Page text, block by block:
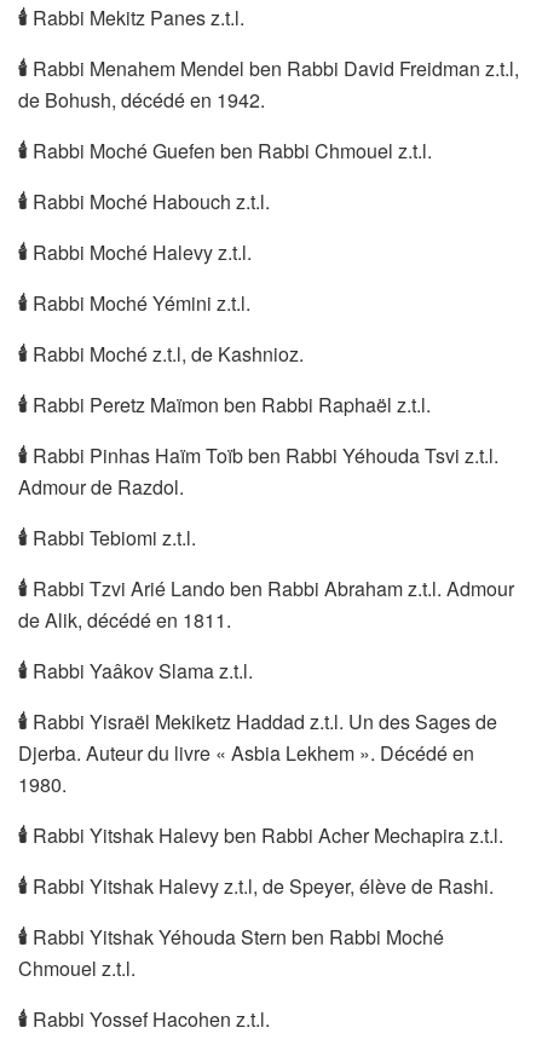
🕯 Rabbi Mekitz Panes z.t.l.
🕯 Rabbi Menahem Mendel ben Rabbi David Freidman z.t.l,
de Bohush, décédé en 1942.
🕯 Rabbi Moché Guefen ben Rabbi Chmouel z.t.l.
🕯 Rabbi Moché Habouch z.t.l.
🕯 Rabbi Moché Halevy z.t.l.
🕯 Rabbi Moché Yémini z.t.l.
🕯 Rabbi Moché z.t.l, de Kashnioz.
🕯 Rabbi Peretz Maïmon ben Rabbi Raphaël z.t.l.
🕯 Rabbi Pinhas Haïm Toïb ben Rabbi Yéhouda Tsvi z.t.l.
Admour de Razdol.
🕯 Rabbi Tebiomi z.t.l.
🕯 Rabbi Tzvi Arié Lando ben Rabbi Abraham z.t.l. Admour
de Alik, décédé en 1811.
🕯 Rabbi Yaâkov Slama z.t.l.
🕯 Rabbi Yisraël Mekiketz Haddad z.t.l. Un des Sages de
Djerba. Auteur du livre « Asbia Lekhem ». Décédé en
1980.
🕯 Rabbi Yitshak Halevy ben Rabbi Acher Mechapira z.t.l.
🕯 Rabbi Yitshak Halevy z.t.l, de Speyer, élève de Rashi.
🕯 Rabbi Yitshak Yéhouda Stern ben Rabbi Moché
Chmouel z.t.l.
🕯 Rabbi Yossef Hacohen z.t.l.